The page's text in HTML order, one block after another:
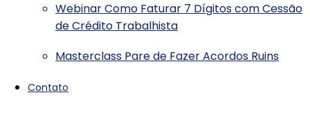
Webinar Como Faturar 7 Dígitos com Cessão
de Crédito Trabalhista
Masterclass Pare de Fazer Acordos Ruins
Contato